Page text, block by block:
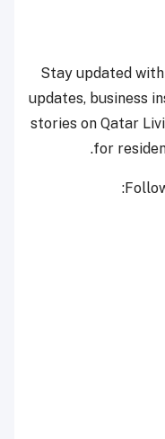
Stay updated
updates, business
stories on Qatar
for